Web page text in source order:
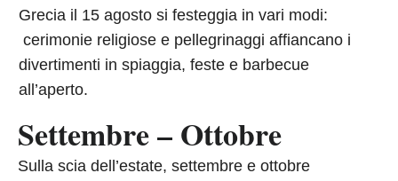
Grecia il 15 agosto si festeggia in vari modi:
cerimonie religiose e pellegrinaggi affiancano i
divertimenti in spiaggia, feste e barbecue
all’aperto.
Settembre – Ottobre
Sulla scia dell’estate, settembre e ottobre